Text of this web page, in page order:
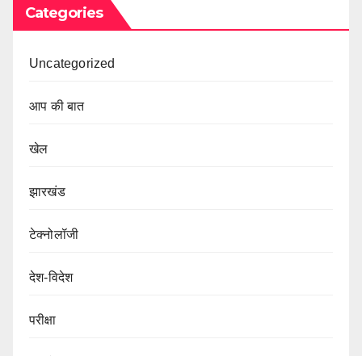
Categories
Uncategorized
आप की बात
खेल
झारखंड
टेक्नोलॉजी
देश-विदेश
परीक्षा